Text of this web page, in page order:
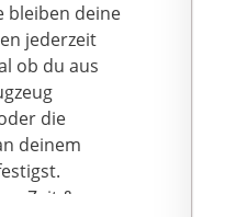
aus
das du dafür
brauchst.
360°
bleiben deine
jederzeit
ob du aus
die
deinem
Zeit &